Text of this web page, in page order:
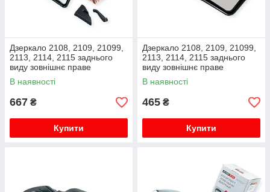
Дзеркало 2108, 2109, 21099,
2113, 2114, 2115 заднього
виду зовнішнє праве
металевий кронштейн
АвтоДилер
В наявності
667 ₴
Купити
Дзеркало 2108, 2109, 21099,
2113, 2114, 2115 заднього
виду зовнішнє праве
металевий кронштейн 31772
В наявності
465 ₴
Купити